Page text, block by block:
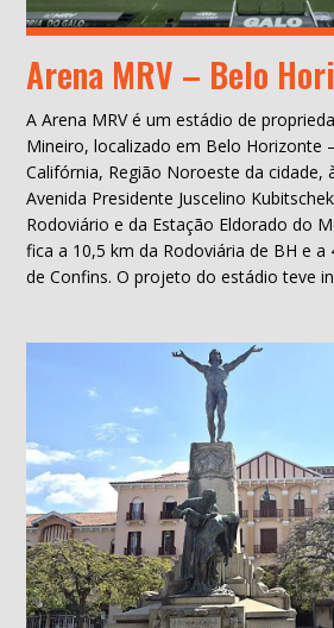
Arena MRV – Belo
A Arena MRV é um estádio de
Mineiro, localizado em Belo Horizonte
Califórnia, Região Noroeste da cidade,
Avenida Presidente Juscelino
Rodoviário e da Estação Eldorado do
fica a 10,5 km da Rodoviária de BH e
de Confins. O projeto do estádio teve